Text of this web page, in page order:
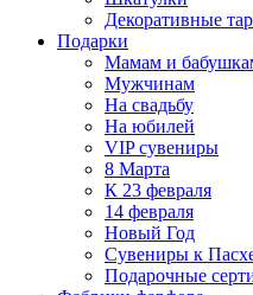
Декоративные
Подарки
Мамам и
Мужчинам
На свадьбу
На юбилей
VIP сувениры
8 Марта
К 23 февраля
14 февраля
Новый Год
Сувениры к
Подарочные